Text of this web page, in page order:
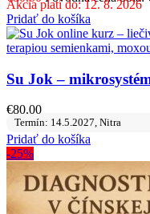
Akcia platí do: 12. 8. 2026
Pridať do košíka
Su Jok –
€80.00
Termín: 14.5.2027, Nitra
Pridať do košíka
-25%